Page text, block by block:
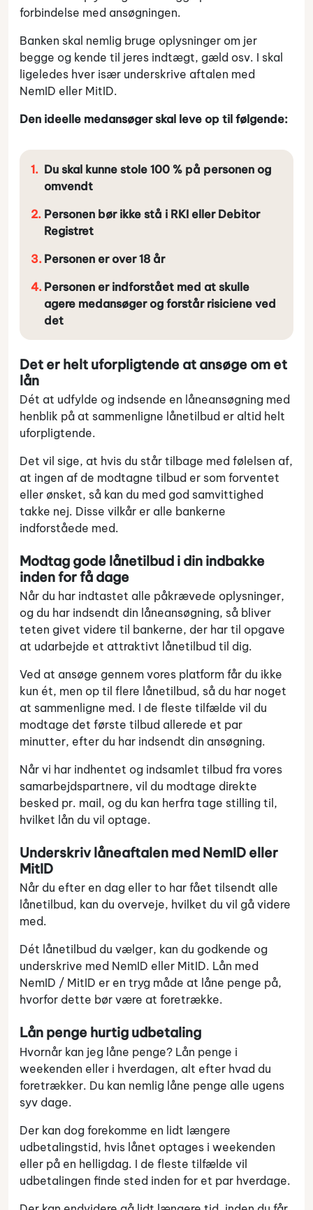
forbindelse med ansøgningen.
Banken skal nemlig bruge oplysninger om jer
begge og kende til jeres indtægt, gæld osv. I skal
ligeledes hver især underskrive aftalen med
NemID eller MitID.
Den ideelle medansøger skal leve op til følgende:
Du skal kunne stole 100 % på personen og
omvendt
Personen bør ikke stå i RKI eller Debitor
Registret
Personen er over 18 år
Personen er indforstået med at skulle
agere medansøger og forstår risiciene ved
det
Det er helt uforpligtende at ansøge om et
lån
Dét at udfylde og indsende en låneansøgning med
henblik på at sammenligne lånetilbud er altid helt
uforpligtende.
Det vil sige, at hvis du står tilbage med følelsen af,
at ingen af de modtagne tilbud er som forventet
eller ønsket, så kan du med god samvittighed
takke nej. Disse vilkår er alle bankerne
indforståede med.
Modtag gode lånetilbud i din indbakke
inden for få dage
Når du har indtastet alle påkrævede oplysninger,
og du har indsendt din låneansøgning, så bliver
teten givet videre til bankerne, der har til opgave
at udarbejde et attraktivt lånetilbud til dig.
Ved at ansøge gennem vores platform får du ikke
kun ét, men op til flere lånetilbud, så du har noget
at sammenligne med. I de fleste tilfælde vil du
modtage det første tilbud allerede et par
minutter, efter du har indsendt din ansøgning.
Når vi har indhentet og indsamlet tilbud fra vores
samarbejdspartnere, vil du modtage direkte
besked pr. mail, og du kan herfra tage stilling til,
hvilket lån du vil optage.
Underskriv låneaftalen med NemID eller
MitID
Når du efter en dag eller to har fået tilsendt alle
lånetilbud, kan du overveje, hvilket du vil gå videre
med.
Dét lånetilbud du vælger, kan du godkende og
underskrive med NemID eller MitID. Lån med
NemID / MitID er en tryg måde at låne penge på,
hvorfor dette bør være at foretrække.
Lån penge hurtig udbetaling
Hvornår kan jeg låne penge? Lån penge i
weekenden eller i hverdagen, alt efter hvad du
foretrækker. Du kan nemlig låne penge alle ugens
syv dage.
Der kan dog forekomme en lidt længere
udbetalingstid, hvis lånet optages i weekenden
eller på en helligdag. I de fleste tilfælde vil
udbetalingen finde sted inden for et par hverdage.